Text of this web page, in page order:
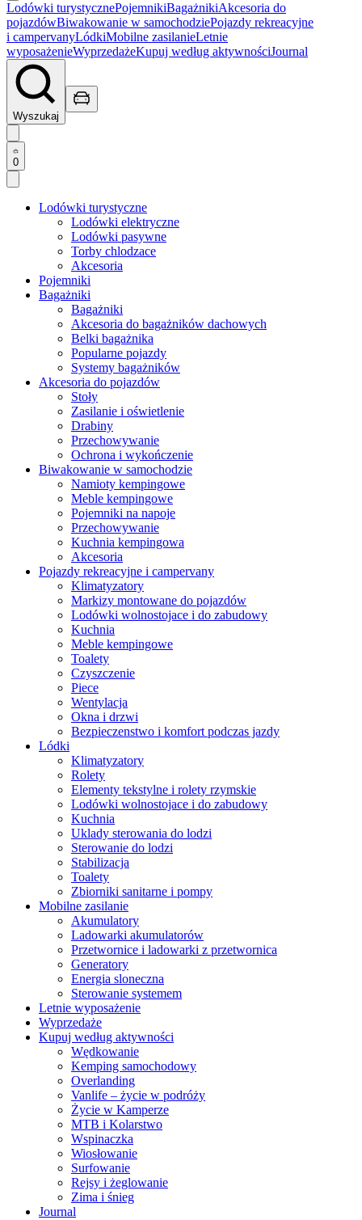
Lodówki turystycznePojemnikiBagażnikiAkcesoria do
pojazdówBiwakowanie w samochodziePojazdy rekreacyjne
i campervanyLódkiMobilne zasilanieLetnie
wyposażenieWyprzedażeKupuj według aktywnościJournal
Wyszukaj
0
Lodówki turystyczne
Lodówki elektryczne
Lodówki pasywne
Torby chlodzace
Akcesoria
Pojemniki
Bagażniki
Bagażniki
Akcesoria do bagażników dachowych
Belki bagażnika
Popularne pojazdy
Systemy bagażników
Akcesoria do pojazdów
Stoły
Zasilanie i oświetlenie
Drabiny
Przechowywanie
Ochrona i wykończenie
Biwakowanie w samochodzie
Namioty kempingowe
Meble kempingowe
Pojemniki na napoje
Przechowywanie
Kuchnia kempingowa
Akcesoria
Pojazdy rekreacyjne i campervany
Klimatyzatory
Markizy montowane do pojazdów
Lodówki wolnostojace i do zabudowy
Kuchnia
Meble kempingowe
Toalety
Czyszczenie
Piece
Wentylacja
Okna i drzwi
Bezpieczenstwo i komfort podczas jazdy
Lódki
Klimatyzatory
Rolety
Elementy tekstylne i rolety rzymskie
Lodówki wolnostojace i do zabudowy
Kuchnia
Uklady sterowania do lodzi
Sterowanie do lodzi
Stabilizacja
Toalety
Zbiorniki sanitarne i pompy
Mobilne zasilanie
Akumulatory
Ladowarki akumulatorów
Przetwornice i ladowarki z przetwornica
Generatory
Energia sloneczna
Sterowanie systemem
Letnie wyposażenie
Wyprzedaże
Kupuj według aktywności
Wędkowanie
Kemping samochodowy
Overlanding
Vanlife – życie w podróży
Życie w Kamperze
MTB i Kolarstwo
Wspinaczka
Wiosłowanie
Surfowanie
Rejsy i żeglowanie
Zima i śnieg
Journal